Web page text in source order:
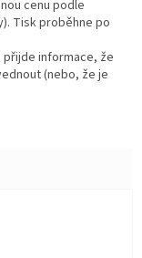
cenu podle
Tisk proběhne po
přijde informace, že
(nebo, že je